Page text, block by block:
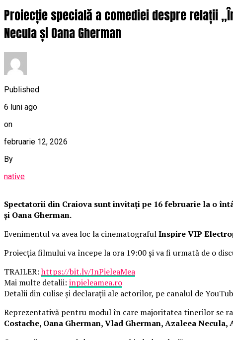
Proiecție specială a comediei despre relații
Necula și Oana Gherman
Published
6 luni ago
on
februarie 12, 2026
By
native
Spectatorii din Craiova sunt invitați pe 16 februarie la o
și Oana Gherman.
Evenimentul va avea loc la cinematografulInspire VIP
Proiecția filmului va începe la ora 19:00 și va fi urmată de o
TRAILER:https://bit.ly/InPieleaMea
Mai multe detalii: inpieleamea.ro
Detalii din culise și declarații ale actorilor, pe canalul de
Reprezentativă pentru modul în care majoritatea tinerilor se
Costache, Oana Gherman, Vlad Gherman, Azaleea